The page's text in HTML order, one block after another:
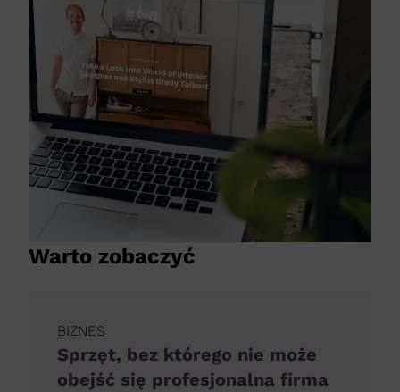
Warto zobaczyć
BIZNES
Sprzęt, bez którego nie może
obejść się profesjonalna firma